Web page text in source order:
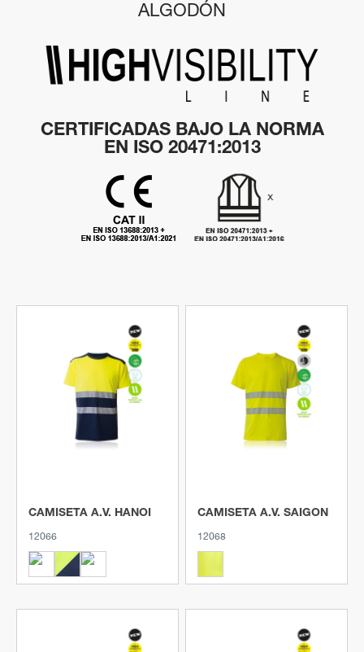
ALGODÓN
CERTIFICADAS BAJO LA NORMA
EN ISO 20471:2013
Ver producto
CAMISETA A.V. HANOI
12066
Ver producto
CAMISETA A.V. SAIGON
12068